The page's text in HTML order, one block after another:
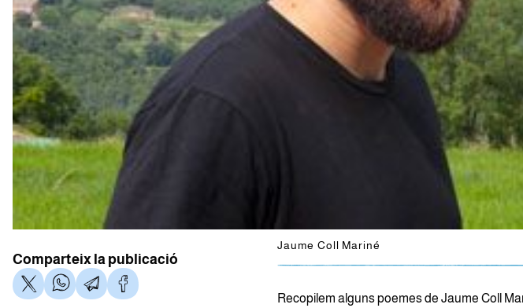
Jaume Coll Mariné
Comparteix la publicació
Recopilem alguns poemes de Jaume Coll